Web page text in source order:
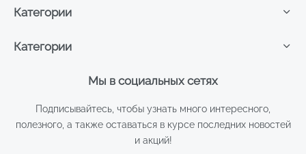
Мы в социальных сетях
Подписывайтесь, чтобы узнать много интересного,
полезного, а также оставаться в курсе последних новостей
и акций!
Категории
Категории